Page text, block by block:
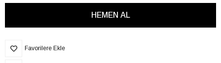
Favorilere Ekle